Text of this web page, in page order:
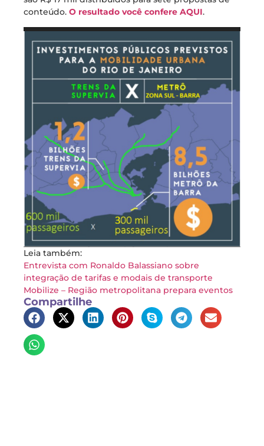
conteúdo. O resultado você confere AQUI.
Leia também:
Entrevista com Ronaldo Balassiano sobre
integração de tarifas e modais de transporte
Mobilize – Região metropolitana prepara eventos
Compartilhe